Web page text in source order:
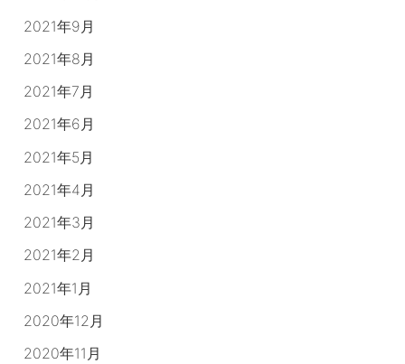
2021年9月
2021年8月
2021年7月
2021年6月
2021年5月
2021年4月
2021年3月
2021年2月
2021年1月
2020年12月
2020年11月